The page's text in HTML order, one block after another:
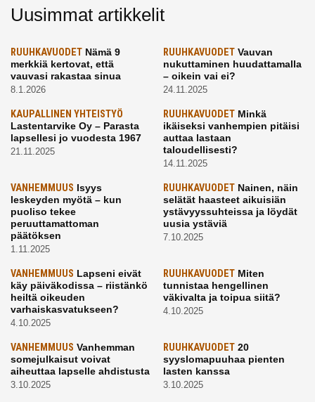
Uusimmat artikkelit
RUUHKAVUODET Nämä 9
merkkiä kertovat, että
vauvasi rakastaa sinua
8.1.2026
RUUHKAVUODETVauvan
nukuttaminen huudattamalla
– oikein vai ei?
24.11.2025
KAUPALLINEN YHTEISTYÖ
Lastentarvike Oy – Parasta
lapsellesi jo vuodesta 1967
21.11.2025
RUUHKAVUODETMinkä
ikäiseksi vanhempien pitäisi
auttaa lastaan
taloudellisesti?
14.11.2025
VANHEMMUUS Isyys
leskeyden myötä – kun
puoliso tekee
peruuttamattoman
päätöksen
1.11.2025
RUUHKAVUODETNainen, näin
selätät haasteet aikuisiän
ystävyyssuhteissa ja löydät
uusia ystäviä
7.10.2025
VANHEMMUUS Lapseni eivät
käy päiväkodissa – riistänkö
heiltä oikeuden
varhaiskasvatukseen?
4.10.2025
RUUHKAVUODETMiten
tunnistaa hengellinen
väkivalta ja toipua siitä?
4.10.2025
VANHEMMUUS Vanhemman
somejulkaisut voivat
aiheuttaa lapselle ahdistusta
3.10.2025
RUUHKAVUODET20
syyslomapuuhaa pienten
lasten kanssa
3.10.2025